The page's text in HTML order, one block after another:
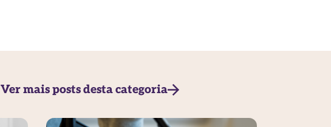
Ver mais posts desta categoria